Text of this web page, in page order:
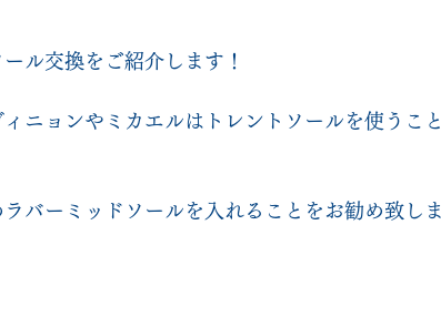
ル交換をご紹介します！
ニョンやミカエルはトレントソールを使うこと
バーミッドソールを入れることをお勧め致しま